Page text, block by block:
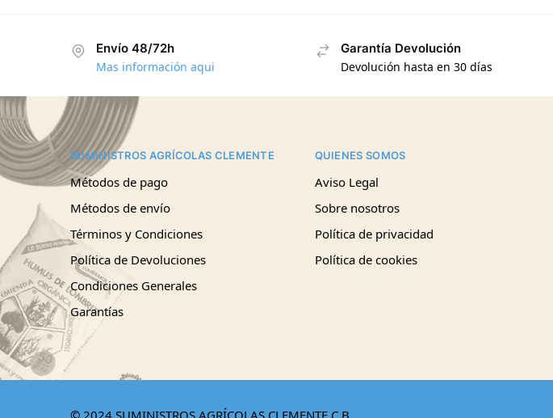
Envío 48/72h
Mas información aqui
Garantía Devolución
Devolución hasta en 30 días
SUMINISTROS AGRÍCOLAS CLEMENTE
Métodos de pago
Métodos de envío
Términos y Condiciones
Política de Devoluciones
Condiciones Generales
Garantías
QUIENES SOMOS
Aviso Legal
Sobre nosotros
Política de privacidad
Política de cookies